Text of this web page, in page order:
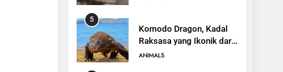
5
Komodo Dragon, Kadal
Raksasa yang Ikonik dari
Indonesia
ANIMALS